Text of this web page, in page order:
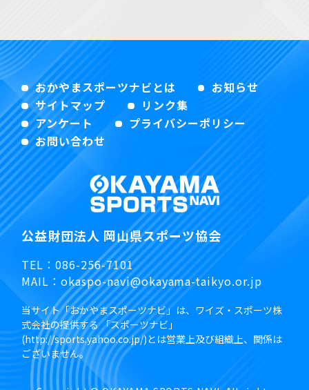
おかやまスポーツナビとは
お知らせ
サイトマップ
リンク集
アンケート
プライバシーポリシー
お問い合わせ
公益財団法人 岡山県スポーツ協会
TEL：086-256-7101
MAIL：okaspo-navi@okayama-taikyo.or.jp
当サイト「おかやまスポーツナビ」は、ワイズ・スポーツ株
式会社の提供する 「スポーツナビ」
(http://sports.yahoo.co.jp/)とは営業上及び組織上、関係は
ございません。